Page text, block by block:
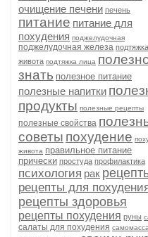
очищение печени печень
питание питание для
похудения поджелудочная
поджелудочная железа подтяжка
живота подтяжка лица
знать полезное питание
полезные напитки
продукты полезные рецепты
полезные свойства
советы похудение
живота правильное питание
прически простуда профилактика
психология рак
рецепты для
рецепты здоровья
рецепты похудения руны
салаты для похудения